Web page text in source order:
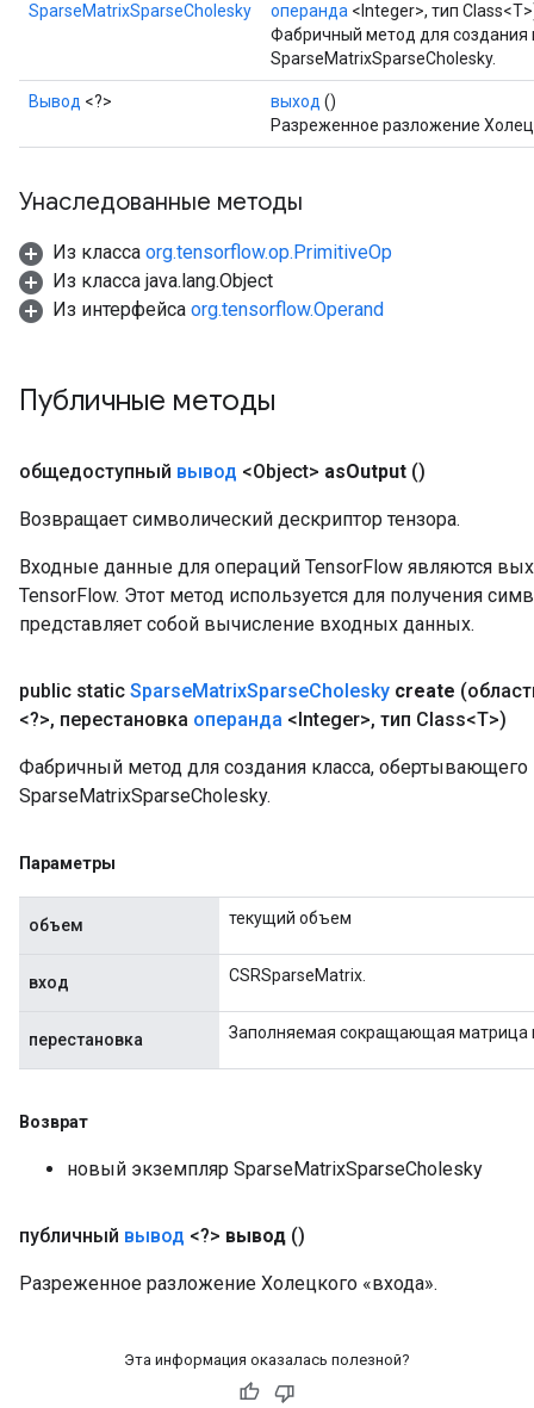
SparseMatrixSparseCholesky
операнда <Integer>, тип
Фабричный метод для
SparseMatrixSparseCholesky.
Вывод <?> выход ()
Разреженное разложение
Унаследованные методы
Из класса org.tensorflow.op.PrimitiveOp
Из класса java.lang.Object
Из интерфейса org.tensorflow.Operand
Публичные методы
общедоступный вывод <Object> asOutput ()
Возвращает символический дескриптор тензора.
Входные данные для операций TensorFlow являются
TensorFlow. Этот метод используется для получения
представляет собой вычисление входных данных.
public static SparseMatrixSparseCholesky create
<?>, перестановка операнда <Integer>, тип Class<T>)
Фабричный метод для создания класса,
SparseMatrixSparseCholesky.
Параметры
объем текущий объем
вход CSRSparseMatrix.
перестановка Заполняемая сокращающая матрица
Возврат
новый экземпляр SparseMatrixSparseCholesky
публичный вывод <?> вывод ()
Разреженное разложение Холецкого «входа».
Эта информация оказалась полезной?